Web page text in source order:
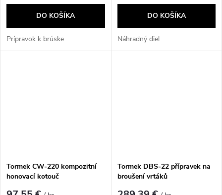
DO KOŠÍKA
Prípravok k brúske
DO KOŠÍKA
Náhradný diel
Tormek CW-220 kompozitní
honovací kotouč
Tormek DBS-22 přípravek na
broušení vrtáků